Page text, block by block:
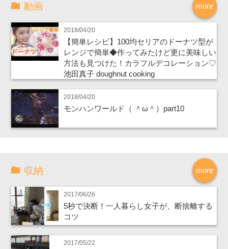
more
動画
2018/04/20
【簡単レシピ】100均セリアのドーナツ型が
レンジで簡単◆作ってみたけど更に美味しい
方法も見つけた！カラフルデコレーション♡
池田真子 doughnut cooking
2018/04/20
モンハンワールド（ ＾ω＾）part10
more
収納
2017/06/26
5秒で決断！一人暮らし女子が、断捨離する
コツ
2017/05/22